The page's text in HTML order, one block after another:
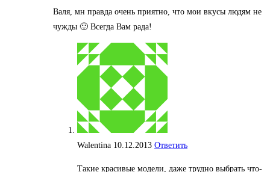
Валя, мн правда очень приятно, что мои вкусы людям не
чужды 🙂 Всегда Вам рада!
Walentina 10.12.2013 Ответить
Такие красивые модели, даже трудно выбрать что-